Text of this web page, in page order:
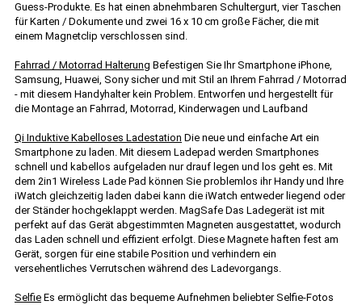
Guess-Produkte. Es hat einen abnehmbaren Schultergurt, vier Taschen
für Karten / Dokumente und zwei 16 x 10 cm große Fächer, die mit
einem Magnetclip verschlossen sind.
Fahrrad / Motorrad Halterung Befestigen Sie Ihr Smartphone iPhone,
Samsung, Huawei, Sony sicher und mit Stil an Ihrem Fahrrad / Motorrad
- mit diesem Handyhalter kein Problem. Entworfen und hergestellt für
die Montage an Fahrrad, Motorrad, Kinderwagen und Laufband
Qi Induktive Kabelloses Ladestation Die neue und einfache Art ein
Smartphone zu laden. Mit diesem Ladepad werden Smartphones
schnell und kabellos aufgeladen nur drauf legen und los geht es. Mit
dem 2in1 Wireless Lade Pad können Sie problemlos ihr Handy und Ihre
iWatch gleichzeitig laden dabei kann die iWatch entweder liegend oder
der Ständer hochgeklappt werden. MagSafe Das Ladegerät ist mit
perfekt auf das Gerät abgestimmten Magneten ausgestattet, wodurch
das Laden schnell und effizient erfolgt. Diese Magnete haften fest am
Gerät, sorgen für eine stabile Position und verhindern ein
versehentliches Verrutschen während des Ladevorgangs.
Selfie Es ermöglicht das bequeme Aufnehmen beliebter Selfie-Fotos